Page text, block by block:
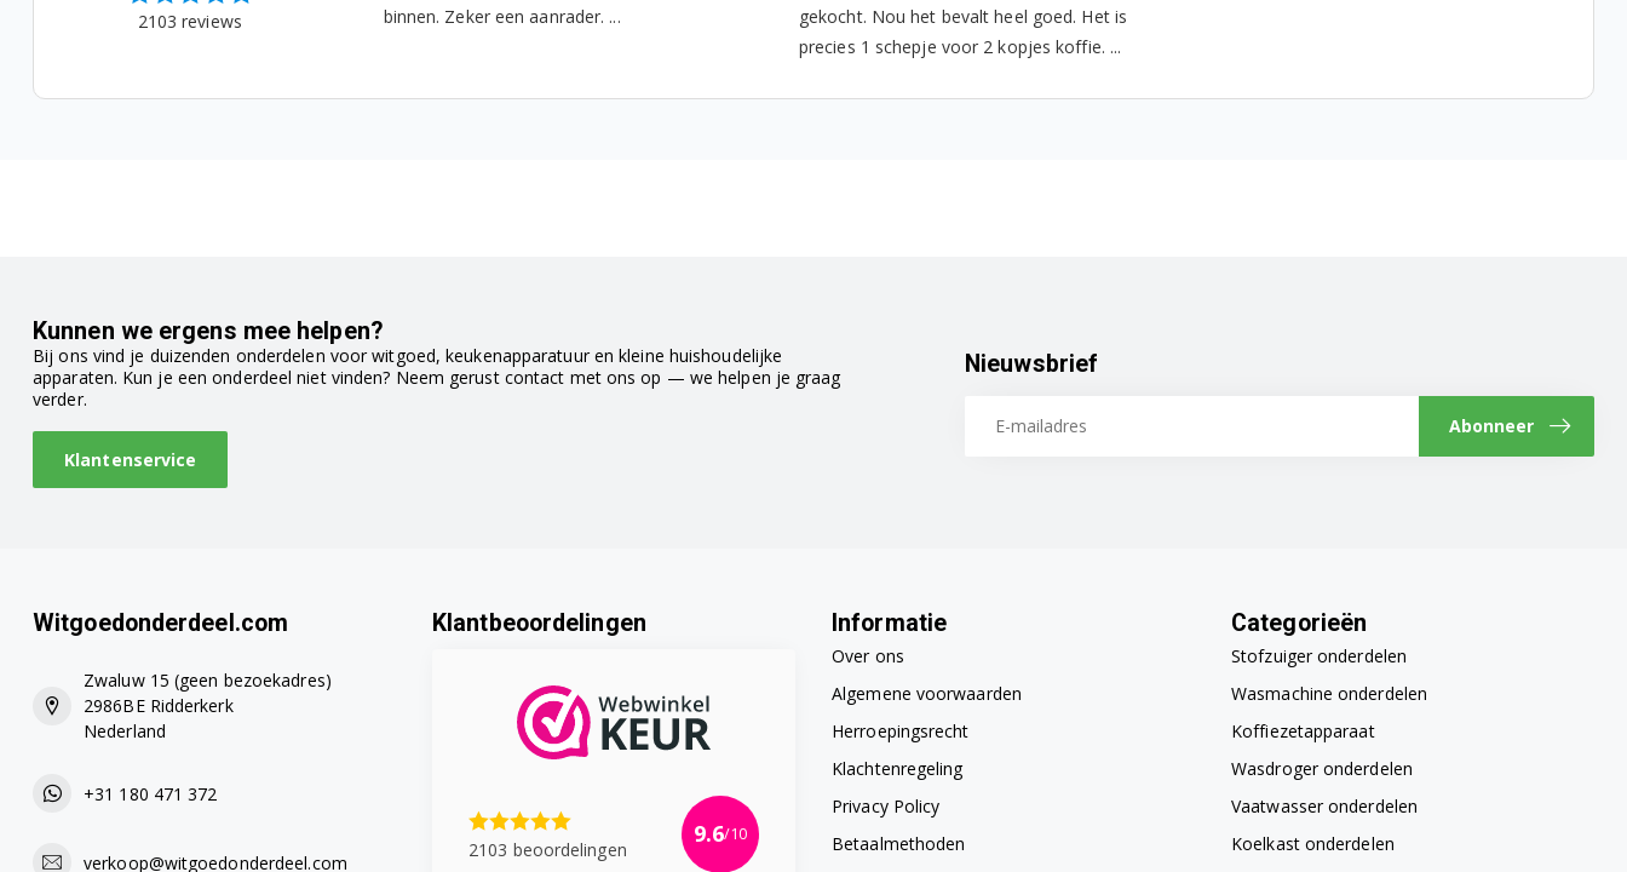
91400205902
91400206501
91400206602
91400206603
91400207501
91400207601
91400207701
91400208301
2103 reviews
binnen. Zeker een aanrader. ...
gekocht. Nou het bevalt heel goed. Het is
precies 1 schepje voor 2 kopjes koffie. ...
Kunnen we ergens mee helpen?
Bij ons vind je duizenden onderdelen voor witgoed, keukenapparatuur en kleine huishoudelijke
apparaten. Kun je een onderdeel niet vinden? Neem gerust contact met ons op — we helpen je graag
verder.
Klantenservice
Nieuwsbrief
Abonneer
Witgoedonderdeel.com
Zwaluw 15 (geen bezoekadres)
2986BE Ridderkerk
Nederland
+31 180 471 372
verkoop@witgoedonderdeel.com
Klantbeoordelingen
2103 beoordelingen
9.6/10
Informatie
Over ons
Algemene voorwaarden
Herroepingsrecht
Klachtenregeling
Privacy Policy
Betaalmethoden
Categorieën
Stofzuiger onderdelen
Wasmachine onderdelen
Koffiezetapparaat
Wasdroger onderdelen
Vaatwasser onderdelen
Koelkast onderdelen